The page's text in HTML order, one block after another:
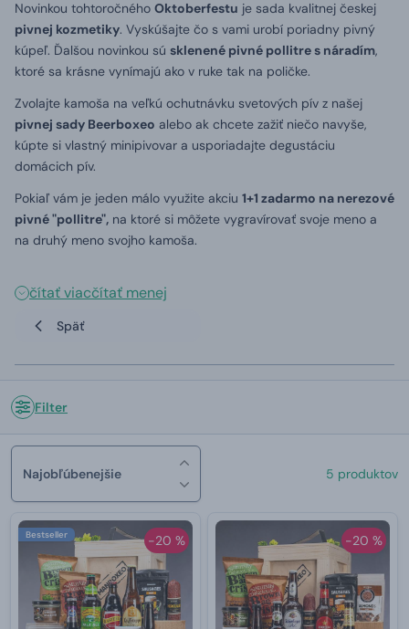
Novinkou tohtoročného Oktoberfestu je sada kvalitnej českej
pivnej kozmetiky. Vyskúšajte čo s vami urobí poriadny pivný
kúpeľ. Ďalšou novinkou sú sklenené pivné pollitre s náradím,
ktoré sa krásne vynímajú ako v ruke tak na poličke.
Zvolajte kamoša na veľkú ochutnávku svetových pív z našej
pivnej sady Beerboxeo alebo ak chcete zažiť niečo navyše,
kúpte si vlastný minipivovar a usporiadajte degustáciu
domácich pív.
Pokiaľ vám je jeden málo využite akciu 1+1 zadarmo na nerezové
pivné "pollitre", na ktoré si môžete vygravírovať svoje meno a
na druhý meno svojho kamoša.
čítať viacčítať menej
Späť
Filter
Najobľúbenejšie 5 produktov
-20 %
Bestseller -20 %